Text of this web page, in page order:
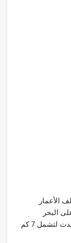
الأعمار
البحر
امتدت لتشمل 7 كم